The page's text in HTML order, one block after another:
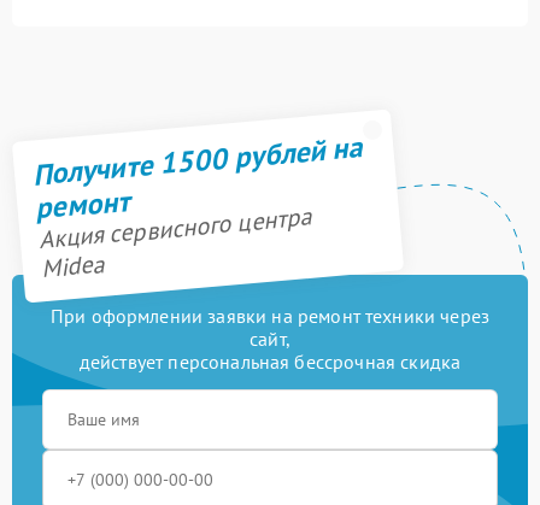
Получите 1500 рублей на
ремонт
Акция сервисного центра
Midea
При оформлении заявки на ремонт техники через
сайт,
действует персональная бессрочная скидка